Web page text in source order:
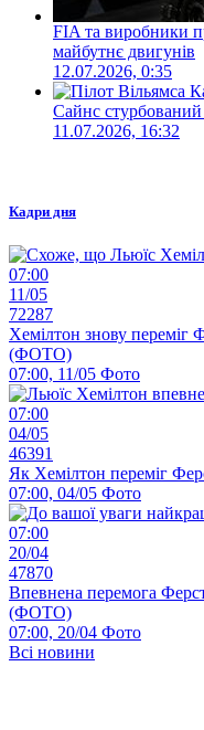
FIA та виробники
майбутнє двигунів
12.07.2026, 0:35
Сайнс стурбований
11.07.2026, 16:32
Кадри дня
07:00
11/05
72287
Хемілтон знову переміг
(ФОТО)
07:00, 11/05 Фото
07:00
04/05
46391
Як Хемілтон переміг
07:00, 04/05 Фото
07:00
20/04
47870
Впевнена перемога
(ФОТО)
07:00, 20/04 Фото
Всі новини